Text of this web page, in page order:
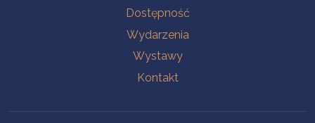
Dostępność
Wydarzenia
Wystawy
Kontakt